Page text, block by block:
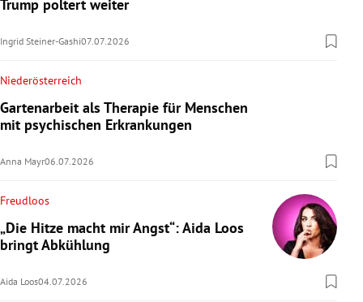
Trump poltert weiter
Ingrid Steiner-Gashi07.07.2026
Niederösterreich
Gartenarbeit als Therapie für Menschen
mit psychischen Erkrankungen
Anna Mayr06.07.2026
Freudloos
„Die Hitze macht mir Angst“: Aida Loos
bringt Abkühlung
Aida Loos04.07.2026